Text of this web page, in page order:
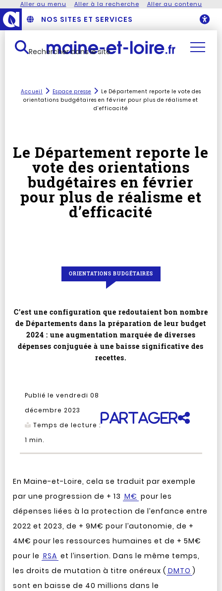
Aller au menu Aller à la recherche Aller au contenu
NOS SITES ET SERVICES
Rechercher dans le site
Accueil Espace presse
Le Département reporte le vote des
orientations budgétaires en février pour plus de réalisme et
d’efficacité
Le Département reporte le
vote des orientations
budgétaires en février
pour plus de réalisme et
d’efficacité
ORIENTATIONS BUDGÉTAIRES
C’est une configuration que redoutaient bon nombre
de Départements dans la préparation de leur budget
2024 : une augmentation marquée de diverses
dépenses conjuguée à une baisse significative des
recettes.
Publié le vendredi 08
décembre 2023
Temps de lecture :
1 min.
Partager
En Maine-et-Loire, cela se traduit par exemple
par une progression de + 13 M€ pour les
dépenses liées à la protection de l’enfance entre
2022 et 2023, de + 9M€ pour l’autonomie, de +
4M€ pour les ressources humaines et de + 5M€
pour le RSA et l’insertion. Dans le même temps,
les droits de mutation à titre onéreux ( DMTO )
sont en baisse de 40 millions dans le